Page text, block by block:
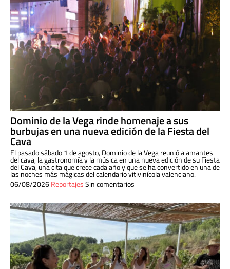
Dominio de la Vega rinde homenaje a sus
burbujas en una nueva edición de la Fiesta del
Cava
El pasado sábado 1 de agosto, Dominio de la Vega reunió a amantes
del cava, la gastronomía y la música en una nueva edición de su Fiesta
del Cava, una cita que crece cada año y que se ha convertido en una de
las noches más mágicas del calendario vitivinícola valenciano.
06/08/2026ReportajesSin comentarios